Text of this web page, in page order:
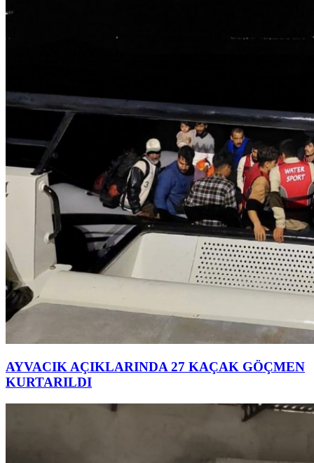
AYVACIK AÇIKLARINDA 27 KAÇAK GÖÇMEN
KURTARILDI